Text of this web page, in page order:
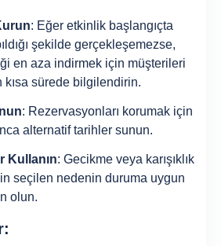
: Eğer etkinlik başlangıçta
şekilde gerçekleşemezse,
en aza indirmek için müşterileri
kısa sürede bilgilendirin.
: Rezervasyonları korumak için
alternatif tarihler sunun.
Kullanın: Gecikme veya karışıklık
seçilen nedenin duruma uygun
olun.